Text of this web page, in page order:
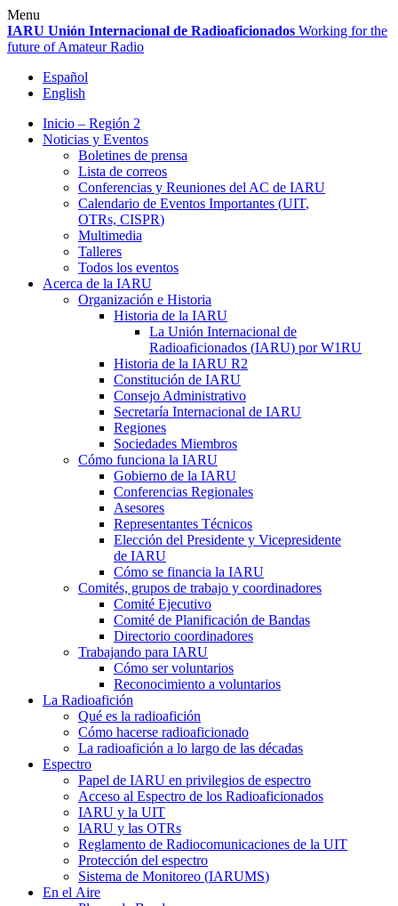
Skip
to
content
Menu
IARU Unión Internacional de Radioaficionados Working for the
future of Amateur Radio
Español
English
Inicio – Región 2
Noticias y Eventos
Boletines de prensa
Lista de correos
Conferencias y Reuniones del AC de IARU
Calendario de Eventos Importantes (UIT,
OTRs, CISPR)
Multimedia
Talleres
Todos los eventos
Acerca de la IARU
Organización e Historia
Historia de la IARU
La Unión Internacional de
Radioaficionados (IARU) porW1RU
Historia de la IARU R2
Constitución de IARU
Consejo Administrativo
Secretaría Internacional de IARU
Regiones
Sociedades Miembros
Cómo funciona la IARU
Gobierno de la IARU
Conferencias Regionales
Asesores
Representantes Técnicos
Elección del Presidente y Vicepresidente
de IARU
Cómo se financia la IARU
Comités, grupos de trabajo y coordinadores
Comité Ejecutivo
Comité de Planificación de Bandas
Directorio coordinadores
Trabajando para IARU
Cómo ser voluntarios
Reconocimiento a voluntarios
La Radioafición
Qué es la radioafición
Cómo hacerse radioaficionado
La radioafición a lo largo de las décadas
Espectro
Papel de IARU en privilegios de espectro
Acceso al Espectro de los Radioaficionados
IARU y la UIT
IARU y las OTRs
Reglamento de Radiocomunicaciones de la UIT
Protección del espectro
Sistema de Monitoreo (IARUMS)
En el Aire